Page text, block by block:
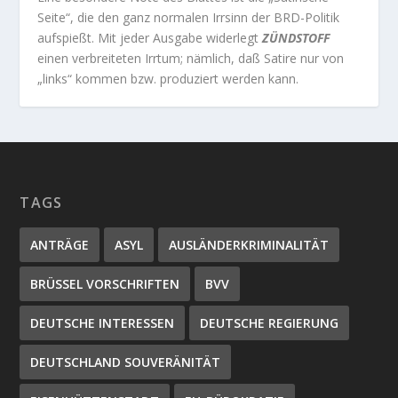
Seite“, die den ganz normalen Irrsinn der BRD-Politik
aufspießt. Mit jeder Ausgabe widerlegtZÜNDSTOFF
einen verbreiteten Irrtum; nämlich, daß Satire nur von
„links“ kommen bzw. produziert werden kann.
TAGS
ANTRÄGE ASYL AUSLÄNDERKRIMINALITÄT
BRÜSSEL VORSCHRIFTEN BVV
DEUTSCHE INTERESSEN DEUTSCHE REGIERUNG
DEUTSCHLAND SOUVERÄNITÄT